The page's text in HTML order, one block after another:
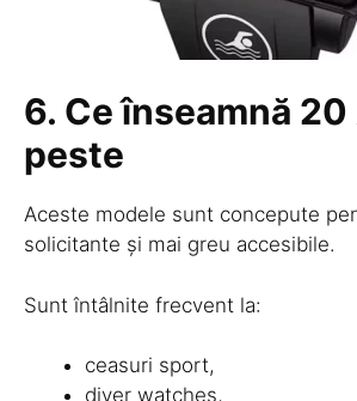
6. Ce înseamnă 20
peste
Aceste modele sunt concepute
solicitante și mai greu accesibile.
Sunt întâlnite frecvent la:
ceasuri sport,
diver watches,